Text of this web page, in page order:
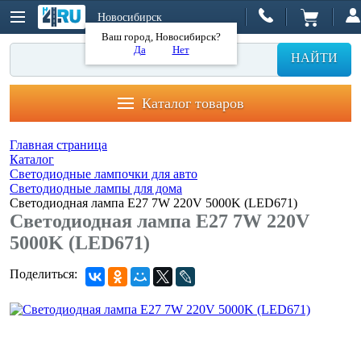
Новосибирск
Ваш город, Новосибирск?
Да
Нет
НАЙТИ
Каталог товаров
Главная страница
Каталог
Светодиодные лампочки для авто
Светодиодные лампы для дома
Светодиодная лампа E27 7W 220V 5000K (LED671)
Светодиодная лампа E27 7W 220V
5000K (LED671)
Поделиться: